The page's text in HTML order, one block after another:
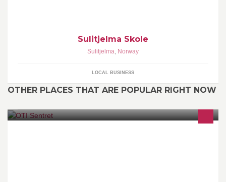
Sulitjelma Skole
Sulitjelma, Norway
LOCAL BUSINESS
OTHER PLACES THAT ARE POPULAR RIGHT NOW